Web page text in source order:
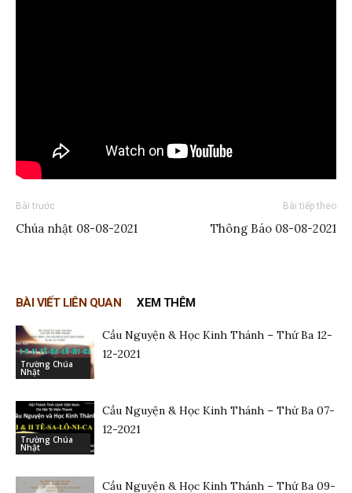
Bài trước
Chúa nhật 08-08-2021
Bài tiếp theo
Thông Báo 08-08-2021
BÀI VIẾT LIÊN QUAN XEM THÊM
Trường Chúa
Nhật
Cầu Nguyện & Học Kinh Thánh – Thứ Ba 12-
12-2021
Trường Chúa
Nhật
Cầu Nguyện & Học Kinh Thánh – Thứ Ba 07-
12-2021
Cầu Nguyện & Học Kinh Thánh – Thứ Ba 09-